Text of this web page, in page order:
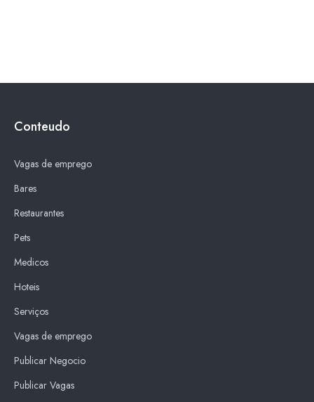
Conteudo
Vagas de emprego
Bares
Restaurantes
Pets
Medicos
Hoteis
Serviços
Vagas de emprego
Publicar Negocio
Publicar Vagas